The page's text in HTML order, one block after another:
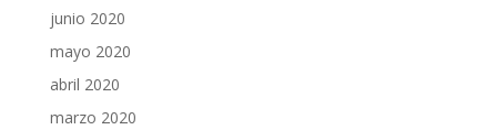
junio 2020
mayo 2020
abril 2020
marzo 2020